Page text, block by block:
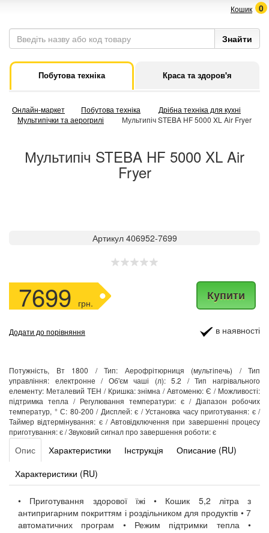
Кошик 0
Побутова техніка Краса та здоров'я
Онлайн-маркет Побутова техніка
Дрібна техніка для кухні
Мультипічки та аерогрилі
Мультипіч STEBA HF 5000 XL Air Fryer
Мультипіч STEBA HF 5000 XL Air
Fryer
Артикул 406952-7699
7699 грн.
Додати до порівняння
Купити
в наявності
Потужність, Вт 1800 / Тип: Аерофрітюрниця (мультіпечь) / Тип
управління: електронне / Об'єм чаші (л): 5.2 / Тип нагрівального
елементу: Металевий ТЕН / Кришка: знімна / Автоменю: Є / Можливості:
підтримка тепла / Регулювання температури: є / Діапазон робочих
температур, ° С: 80-200 / Дисплей: є / Установка часу приготування: є /
Таймер відтермінування: є / Автовідключення при завершенні процесу
приготування: є / Звуковий сигнал про завершення роботи: є
Опис Характеристики Інструкція
Описание (RU)
Характеристики (RU)
• Приготування здорової їжі • Кошик 5,2 літра з
антипригарним покриттям і роздільником для продуктів • 7
автоматичних програм • Режим підтримки тепла •